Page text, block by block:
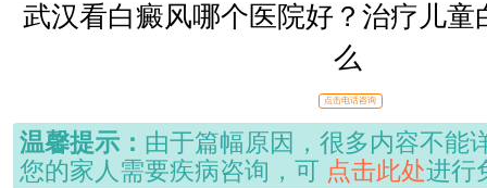
武汉看白癜风哪个医院好？治疗儿童
么
点击电话咨询
温馨提示： 由于篇幅原因，很多内容不能
您的家人需要疾病咨询，可 点击此处进行